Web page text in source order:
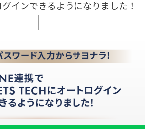
グインできるようになりました！